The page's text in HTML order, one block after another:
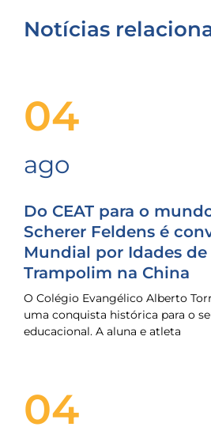
Notícias
04
ago
Do CEAT para o
Scherer Feldens é
Mundial por Idades
Trampolim na China
O Colégio Evangélico Alberto
uma conquista histórica para o
educacional. A aluna e atleta
04